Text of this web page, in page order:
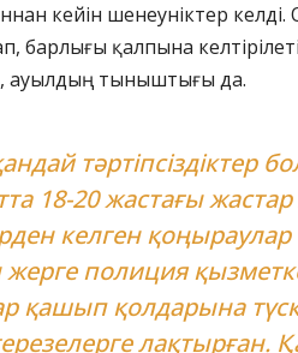
кейін шенеуніктер келді.
барлығы қалпына
ауылдың тыныштығы да.
тәртіпсіздіктер
18-20 жастағы
келген
жерге полиция
қашып қолдарына
лақтырған.